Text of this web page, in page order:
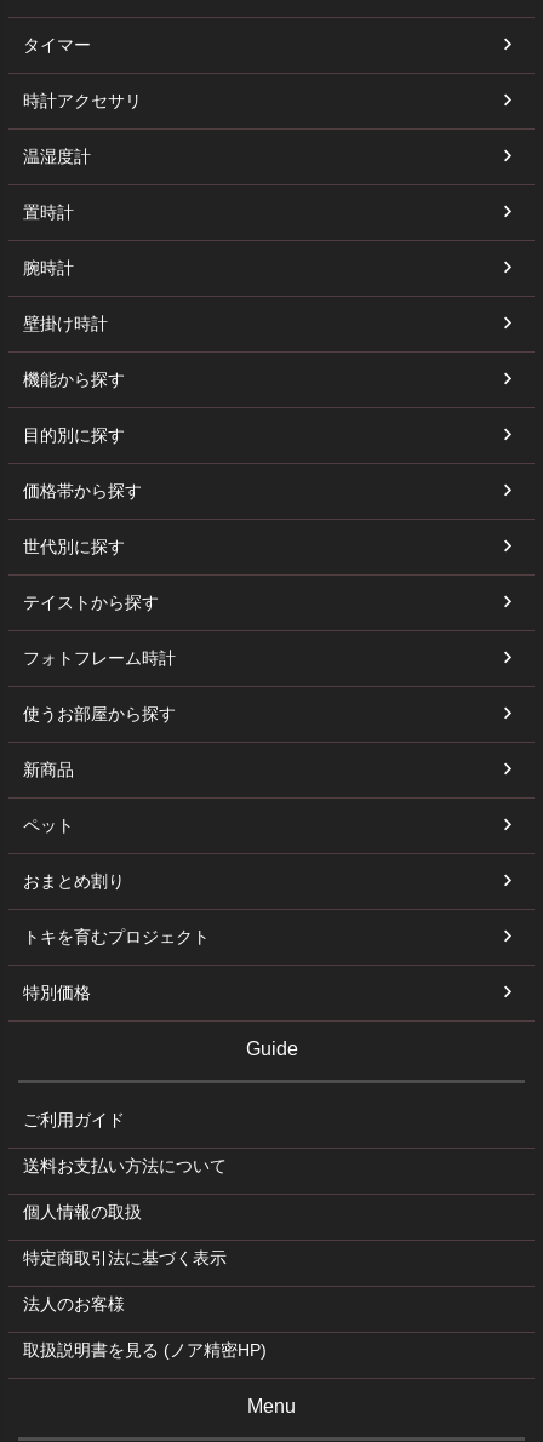
タイマー
時計アクセサリ
温湿度計
置時計
腕時計
壁掛け時計
機能から探す
目的別に探す
価格帯から探す
世代別に探す
テイストから探す
フォトフレーム時計
使うお部屋から探す
新商品
ペット
おまとめ割り
トキを育むプロジェクト
特別価格
Guide
ご利用ガイド
送料お支払い方法について
個人情報の取扱
特定商取引法に基づく表示
法人のお客様
取扱説明書を見る (ノア精密HP)
Menu